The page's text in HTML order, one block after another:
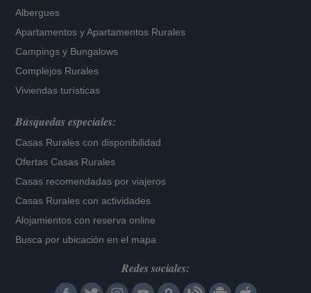
Albergues
Apartamentos yApartamentos Rurales
Campings y Bungalows
Complejos Rurales
Viviendas turísticas
Búsquedas especiales:
Casas Rurales con disponibilidad
Ofertas Casas Rurales
Casas recomendadas por viajeros
Casas Rurales con actividades
Alojamientos con reserva online
Busca por ubicación en el mapa
Redes sociales: